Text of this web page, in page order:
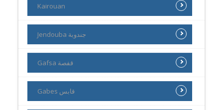
Kairouan
Jendouba جندوبة
Gafsa قفصة
Gabes قابس